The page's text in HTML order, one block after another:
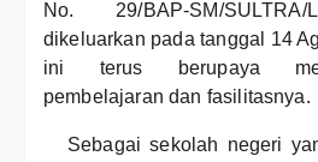
No. 29/BAP-SM/
dikeluarkan pada tanggal 14
ini terus berupaya
pembelajaran dan fasilitasnya.
Sebagai sekolah negeri